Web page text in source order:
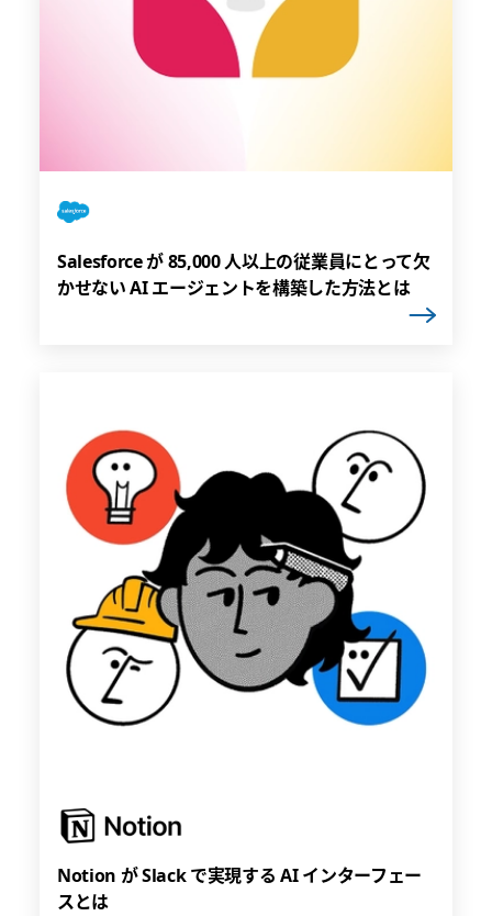
Salesforce が 85,000 人以上の従業員にとって欠
かせない AI エージェントを構築した方法とは
Notion が Slack で実現する AI インターフェー
スとは